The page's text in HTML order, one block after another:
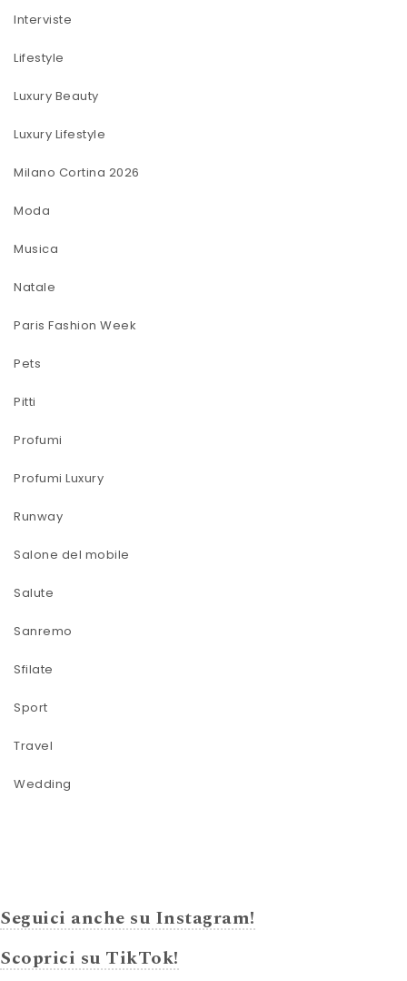
Interviste
Lifestyle
Luxury Beauty
Luxury Lifestyle
Milano Cortina 2026
Moda
Musica
Natale
Paris Fashion Week
Pets
Pitti
Profumi
Profumi Luxury
Runway
Salone del mobile
Salute
Sanremo
Sfilate
Sport
Travel
Wedding
Seguici anche su Instagram!
Scoprici su TikTok!